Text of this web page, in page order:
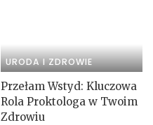
URODA I ZDROWIE
Przełam Wstyd: Kluczowa
Rola Proktologa w Twoim
Zdrowiu